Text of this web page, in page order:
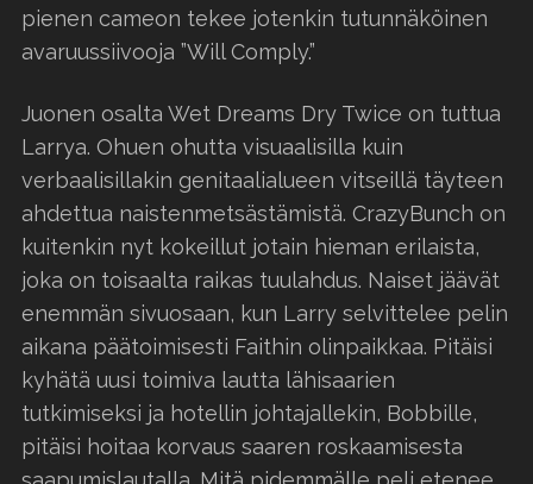
pienen cameon tekee jotenkin tutunnäköinen
avaruussiivooja ”Will Comply.”
Juonen osalta Wet Dreams Dry Twice on tuttua
Larrya. Ohuen ohutta visuaalisilla kuin
verbaalisillakin genitaalialueen vitseillä täyteen
ahdettua naistenmetsästämistä. CrazyBunch on
kuitenkin nyt kokeillut jotain hieman erilaista,
joka on toisaalta raikas tuulahdus. Naiset jäävät
enemmän sivuosaan, kun Larry selvittelee pelin
aikana päätoimisesti Faithin olinpaikkaa. Pitäisi
kyhätä uusi toimiva lautta lähisaarien
tutkimiseksi ja hotellin johtajallekin, Bobbille,
pitäisi hoitaa korvaus saaren roskaamisesta